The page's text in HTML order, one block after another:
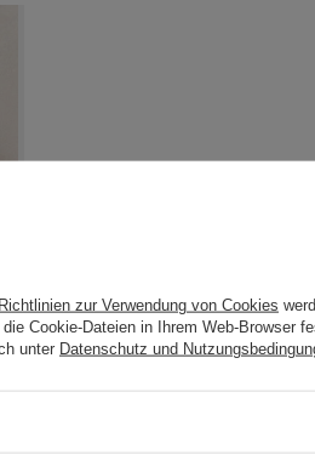
Richtlinien zur Verwendung von Cookies
Cookie-Dateien in Ihrem Web-Browser
unter Datenschutz und